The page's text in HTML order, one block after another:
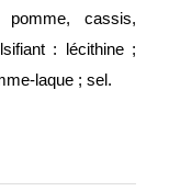
cassis,
: lécithine ;
laque ; sel.